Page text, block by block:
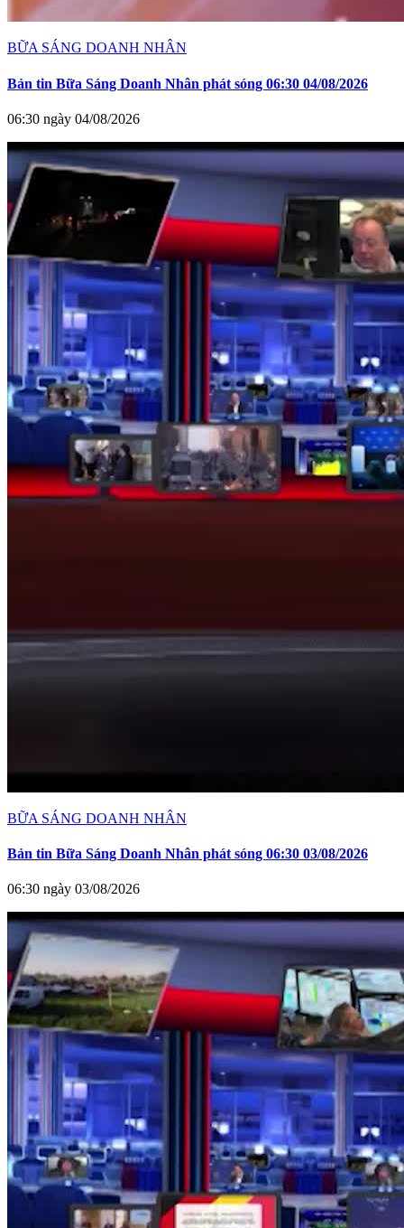
BỮA SÁNG DOANH NHÂN
Bản tin Bữa Sáng Doanh Nhân phát sóng 06:30 04/08/2026
06:30 ngày 04/08/2026
BỮA SÁNG DOANH NHÂN
Bản tin Bữa Sáng Doanh Nhân phát sóng 06:30 03/08/2026
06:30 ngày 03/08/2026